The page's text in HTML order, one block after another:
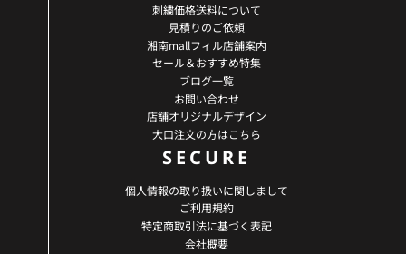
刺繍価格送料について
見積りのご依頼
湘南mallフィル店舗案内
セール＆おすすめ特集
ブログ一覧
お問い合わせ
店舗オリジナルデザイン
大口注文の方はこちら
SECURE
個人情報の取り扱いに関しまして
ご利用規約
特定商取引法に基づく表記
会社概要